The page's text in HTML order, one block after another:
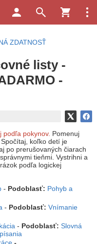
ZDATNOSŤ
listy -
-
podľa pokynov. Pomenuj
koľko detí je
po prerušovaných čiarach
tieňmi. Vystrihni a
podľa logickej
- Podoblasť: Pohyb a
- Podoblasť: Vnímanie
- Podoblasť: Slovná